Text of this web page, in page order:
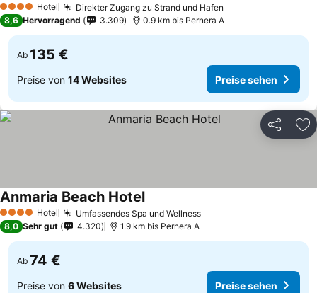
4 Sterne Hotel Direkter Zugang zu Strand und Hafen
8,6 Hervorragend 3.309 0.9 km bis Pernera A
Ab 135 €
Preise von 14 Websites Preise sehen
Teilen
4 Sterne Hotel Umfassendes Spa und Wellness
Anmaria Beach Hotel
8,0 Sehr gut 4.320 1.9 km bis Pernera A
Ab 74 €
Preise von 6 Websites Preise sehen